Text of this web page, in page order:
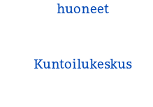
huoneet
Kuntoilukeskus